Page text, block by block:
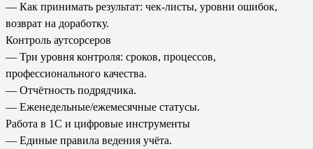
— Как принимать результат: чек-листы, уровни ошибок,
возврат на доработку.
Контроль аутсорсеров
— Три уровня контроля: сроков, процессов,
профессионального качества.
— Отчётность подрядчика.
— Еженедельные/ежемесячные статусы.
Работа в 1С и цифровые инструменты
— Единые правила ведения учёта.